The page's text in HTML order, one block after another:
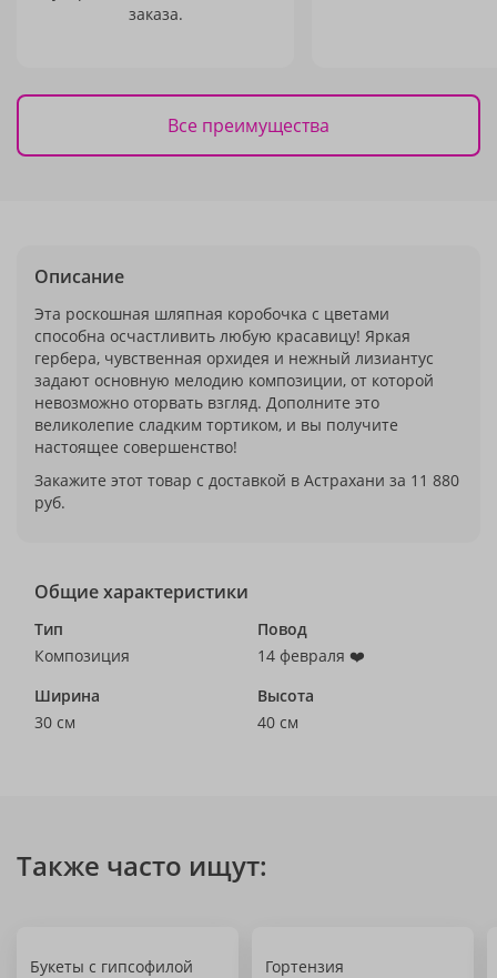
заказа.
Все преимущества
Описание
Эта роскошная шляпная коробочка с цветами
способна осчастливить любую красавицу! Яркая
гербера, чувственная орхидея и нежный лизиантус
задают основную мелодию композиции, от которой
невозможно оторвать взгляд. Дополните это
великолепие сладким тортиком, и вы получите
настоящее совершенство!
Закажите этот товар с доставкой в Астрахани за 11 880
руб.
Общие характеристики
Тип
Композиция
Повод
14 февраля ❤️
Ширина
30 см
Высота
40 см
Также часто ищут:
Букеты с гипсофилой Гортензия